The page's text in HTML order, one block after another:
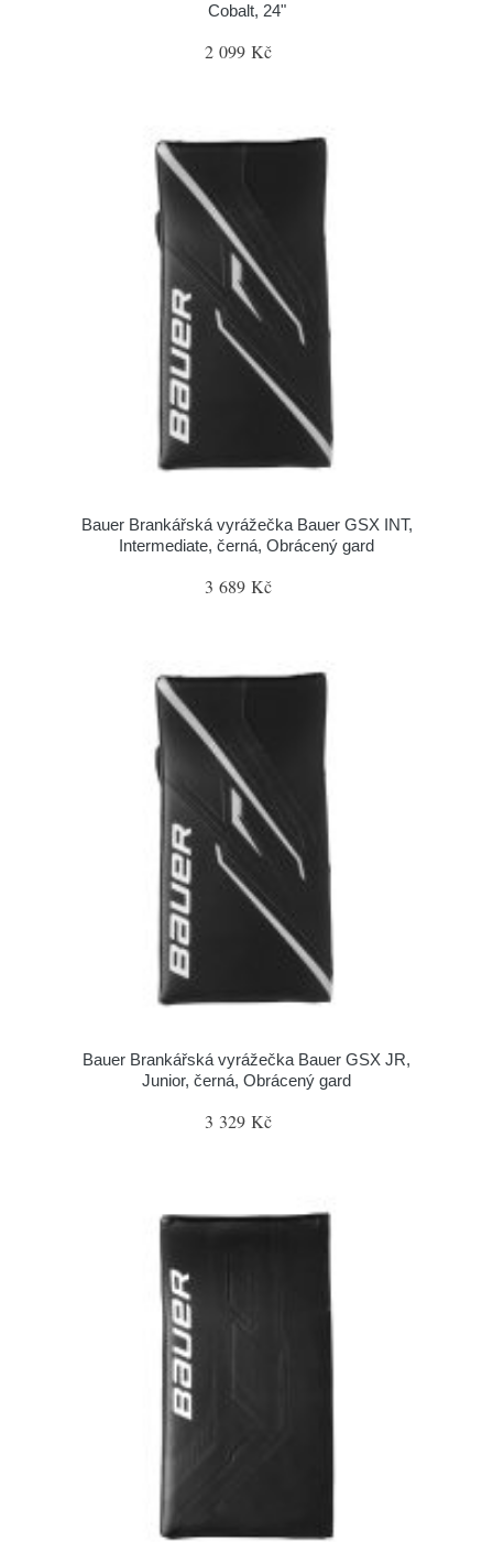
Cobalt, 24"
2 099 Kč
Bauer Brankářská vyrážečka Bauer GSX INT,
Intermediate, černá, Obrácený gard
3 689 Kč
Bauer Brankářská vyrážečka Bauer GSX JR,
Junior, černá, Obrácený gard
3 329 Kč